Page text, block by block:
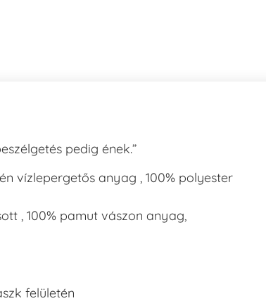
pedig ének.”
vízlepergetős anyag , 100% polyester
, 100% pamut vászon anyag,
felületén